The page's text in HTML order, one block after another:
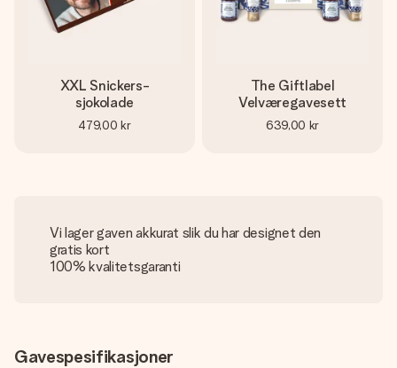
XXL Snickers-
sjokolade
479,00 kr
The Giftlabel
Velværegavesett
639,00 kr
Vi lager gaven akkurat slik du har designet den
gratis kort
100% kvalitetsgaranti
Gavespesifikasjoner